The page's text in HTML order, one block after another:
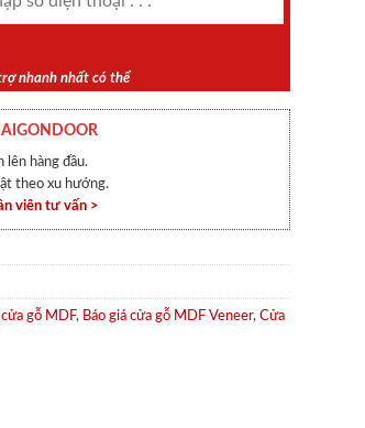
nhanh nhất có thể
lên hàng đầu.
theo xu hướng.
viên tư vấn >
cửa gỗ MDF, Báo giá cửa gỗ MDF Veneer, Cửa